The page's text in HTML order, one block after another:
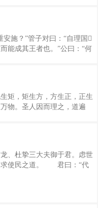
，?罩詈疃劝倮铮汉Ｗ幽姓
贡郏壑
中四千，瑗中五百。”璧之
：“弊邑之君欲率诸侯而朝
以令使天下诸侯朝先王之
以彤弓石璧。不以彤弓石璧
曰：“诺。”号令于天下。天
而之齐。故国八岁而无籍，
桓公曰：“
施？”管子对曰：“自理国
能成其王者也。”公曰：“何
之。神农作，树五谷淇山之
而天下化之。黄帝作，钻燧
无兹胃之病，而天下化之。
虞之王，烧曾薮，斩群害，
木为闾，始民知礼也。当是
，凿五湖，道四泾之水，以
民乃知城郭
矩，矩生方，方生正，正生
物。圣人因而理之，道遍
，服青而絻青，搢玉总，带
，循千百姓，号曰祭日，牺
勿杀，赏而勿罚，罪狱勿
室钻鐩，墐灶泄井，所以寿
鉊、鈶、叉、橿、权渠、繉
、杜挚三大夫御于君。虑世
求使民之道。 君曰：“代